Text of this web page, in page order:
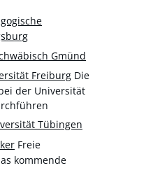
Gmünd
Freiburg Die
der Universität
Tübingen
Freie
kommende